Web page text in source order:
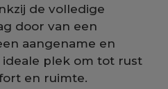
de volledige
door van een
aangename en
ideale plek om tot rust
en ruimte.